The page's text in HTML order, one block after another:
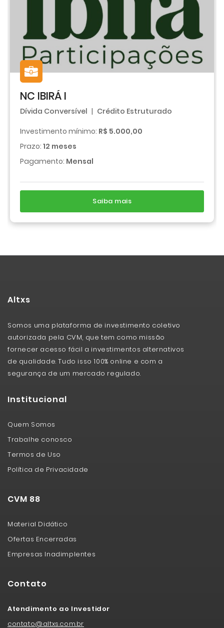
NC IBIRÁ I
Dívida Conversível | Crédito Estruturado
Investimento mínimo: R$ 5.000,00
Prazo: 12 meses
Pagamento: Mensal
Saiba mais
Altxs
Somos uma plataforma de investimento coletivo
autorizada pela CVM, que tem como missão
fornecer acesso fácil a investimentos alternativos
de qualidade. Tudo isso 100% online e com a
segurança de um mercado regulado.
Institucional
Quem Somos
Trabalhe conosco
Termos de Uso
Política de Privacidade
CVM 88
Material Didático
Ofertas Encerradas
Empresas Inadimplentes
Contato
Atendimento ao Investidor
contato@altxs.com.br